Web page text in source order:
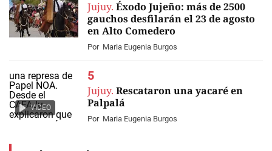
Jujuy. Éxodo Jujeño: más de 2500
gauchos desfilarán el 23 de agosto
en Alto Comedero
Por Maria Eugenia Burgos
VIDEO
Jujuy. Rescataron una yacaré en
Palpalá
Por Maria Eugenia Burgos